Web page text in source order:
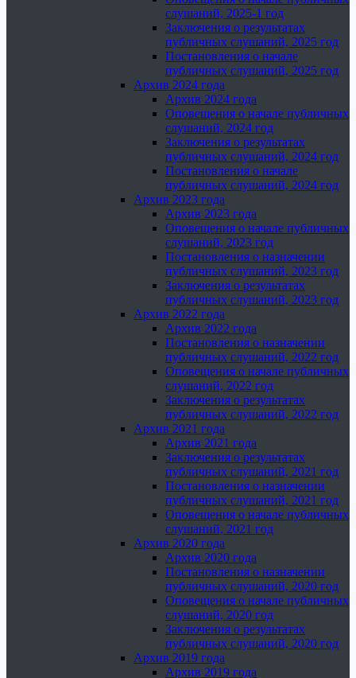
слушаний, 2025-1 год
Заключения о результатах
публичных слушаний, 2025 год
Постановления о начале
публичных слушаний, 2025 год
Архив 2024 года
Архив 2024 года
Оповещения о начале публичных
слушаний, 2024 год
Заключения о результатах
публичных слушаний, 2024 год
Постановления о начале
публичных слушаний, 2024 год
Архив 2023 года
Архив 2023 года
Оповещения о начале публичных
слушаний, 2023 год
Постановления о назначении
публичных слушаний, 2023 год
Заключения о результатах
публичных слушаний, 2023 год
Архив 2022 года
Архив 2022 года
Постановления о назначении
публичных слушаний, 2022 год
Оповещения о начале публичных
слушаний, 2022 год
Заключения о результатах
публичных слушаний, 2022 год
Архив 2021 года
Архив 2021 года
Заключения о результатах
публичных слушаний, 2021 год
Постановления о назначении
публичных слушаний, 2021 год
Оповещения о начале публичных
слушаний, 2021 год
Архив 2020 года
Архив 2020 года
Постановления о назначении
публичных слушаний, 2020 год
Оповещения о начале публичных
слушаний, 2020 год
Заключения о результатах
публичных слушаний, 2020 год
Архив 2019 года
Архив 2019 года